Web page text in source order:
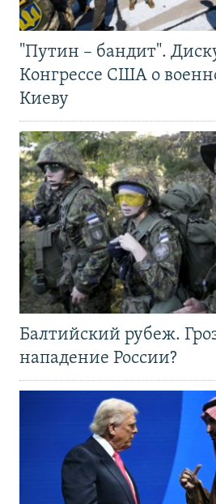
"Путин – бандит".
Конгрессе США о
Киеву
Балтийский рубеж.
нападение России?